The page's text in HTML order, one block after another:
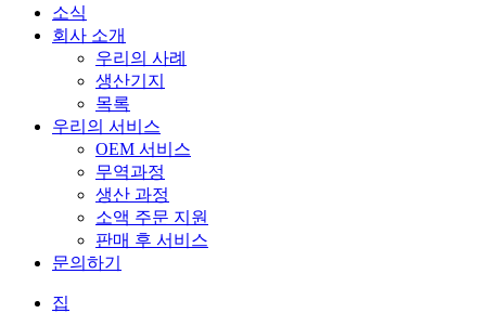
소식
회사 소개
우리의 사례
생산기지
목록
우리의 서비스
OEM 서비스
무역과정
생산 과정
소액 주문 지원
판매 후 서비스
문의하기
집